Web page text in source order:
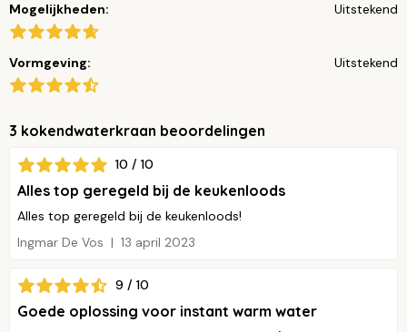
Mogelijkheden: Uitstekend
Vormgeving: Uitstekend
3 kokendwaterkraan beoordelingen
10 / 10
Alles top geregeld bij de keukenloods
Alles top geregeld bij de keukenloods!
Ingmar De Vos
13 april 2023
9 / 10
Goede oplossing voor instant warm water